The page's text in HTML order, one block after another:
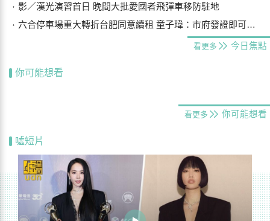
影／漢光演習首日 晚間大批愛國者飛彈車移防駐地
六合停車場重大轉折台肥同意續租 童子瑋：市府發證即可合法經營
看更多 今日焦點
你可能想看
看更多 你可能想看
噓短片